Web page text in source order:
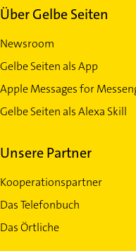
Über Gelbe Seiten
Newsroom
Gelbe Seiten als App
Apple Messages for
Gelbe Seiten als Alexa Skill
Unsere Partner
Kooperationspartner
Das Telefonbuch
Das Örtliche